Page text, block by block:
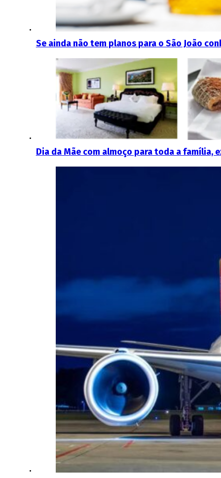
Se ainda não tem planos para o São João
Dia da Mãe com almoço para toda a família,